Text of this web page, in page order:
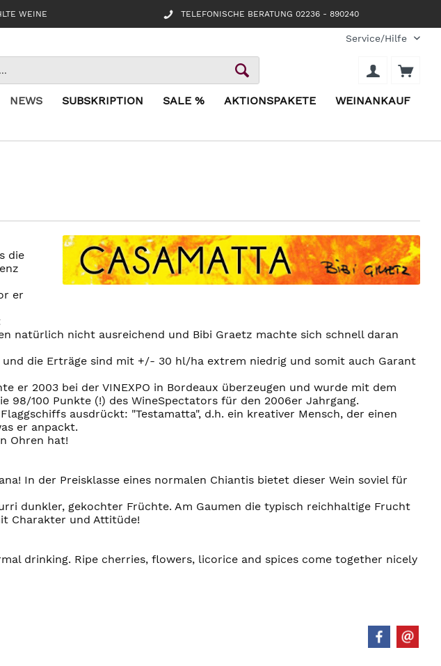
WEINE TELEFONISCHE BERATUNG 02236 - 890240
Service/Hilfe
NEWS SUBSKRIPTION SALE % AKTIONSPAKETE WEINANKAUF
die
er
natürlich nicht ausreichend und Bibi Graetz machte sich schnell daran
die Erträge sind mit +/- 30 hl/ha extrem niedrig und somit auch Garant
er 2003 bei der VINEXPO in Bordeaux überzeugen und wurde mit dem
98/100 Punkte (!) des WineSpectators für den 2006er Jahrgang.
ausdrückt: "Testamatta", d.h. ein kreativer Mensch, der einen
er anpackt.
Ohren hat!
In der Preisklasse eines normalen Chiantis bietet dieser Wein soviel für
dunkler, gekochter Früchte. Am Gaumen die typisch reichhaltige Frucht
Charakter und Attitüde!
drinking. Ripe cherries, flowers, licorice and spices come together nicely